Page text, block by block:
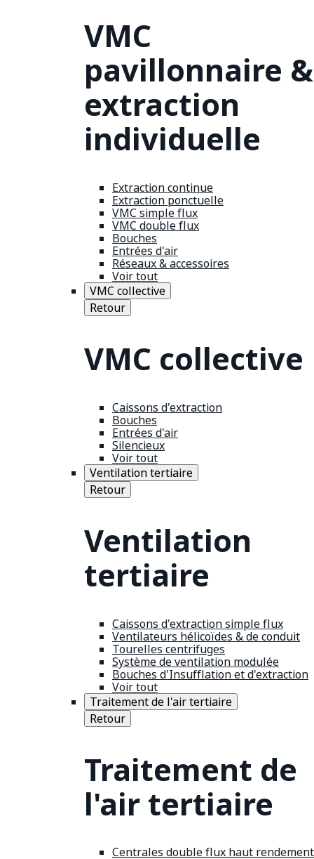
VMC
pavillonnaire &
extraction
individuelle
Extraction continue
Extraction ponctuelle
VMC simple flux
VMC double flux
Bouches
Entrées d'air
Réseaux & accessoires
Voir tout
VMC collective
Retour
VMC collective
Caissons d'extraction
Bouches
Entrées d'air
Silencieux
Voir tout
Ventilation tertiaire
Retour
Ventilation
tertiaire
Caissons d'extraction simple flux
Ventilateurs hélicoïdes & de conduit
Tourelles centrifuges
Système de ventilation modulée
Bouches d'Insufflation et d'extraction
Voir tout
Traitement de l'air tertiaire
Retour
Traitement de
l'air tertiaire
Centrales double flux haut rendement